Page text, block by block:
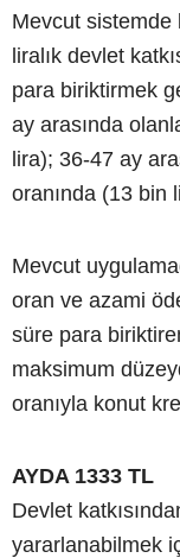
Mevcut sistemde
liralık devlet
para biriktirmek
ay arasında
lira); 36-47 ay
oranında (13 bin
Mevcut
oran ve azami
süre para
maksimum
oranıyla konut
AYDA 1333 TL
Devlet
yararlanabilmek